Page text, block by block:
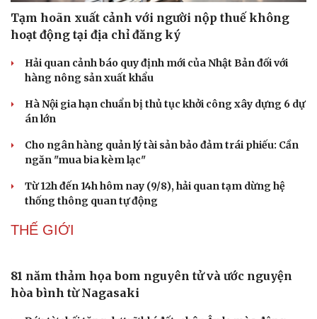
Thông tin doanh nghiệp
Doanh nghiệp 24h
Vì cộng đồng
Sành điệu
Chuyển đổi số
Tạm hoãn xuất cảnh với người nộp thuế không
hoạt động tại địa chỉ đăng ký
Hải quan cảnh báo quy định mới của Nhật Bản đối với
hàng nông sản xuất khẩu
Hà Nội gia hạn chuẩn bị thủ tục khởi công xây dựng 6 dự
án lớn
Cho ngân hàng quản lý tài sản bảo đảm trái phiếu: Cần
ngăn "mua bia kèm lạc"
Từ 12h đến 14h hôm nay (9/8), hải quan tạm dừng hệ
thống thông quan tự động
THẾ GIỚI